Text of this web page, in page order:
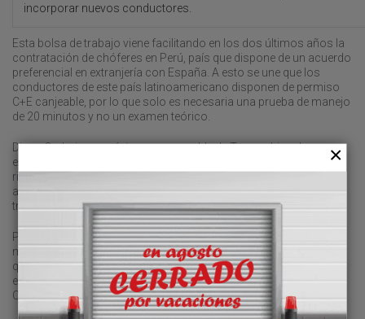
incorporar nuevos conductores.
Esta bolsa de trabajo viene facilitando en los dos últimos años la
contratación de chóferes en Perú, país que dispone de un acuerdo
preferencial en extranjería con España. A esto se une que los
conductores de este país latinoamericano disponen de permiso
C+E canjeable, por lo que solo es necesaria una prueba de manejo
de 20 minutos y no un examen teórico.
Diego Carbajosa, máximo responsable de Tempodriver, ha
explicado a Transporte XXI que “nuestro objetivo es tramitar un
ritmo de 100 incorporaciones mensuales a lo largo de 2024 para
ayudar a paliar el déficit que nos trasladan las empresas de
transporte por carretera”.
Por el momento, un centenar de flotistas, tanto de transporte de
mercancías como de pasajeros, han confiado en Tempodriver,
que han contratado a medio millar de conductores peruanos en
empresas radicadas en Cataluña, Aragón, Galicia, Cantabria y
Castilla La Mancha.